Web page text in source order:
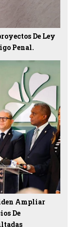
De Ley
Penal.
Ampliar
De